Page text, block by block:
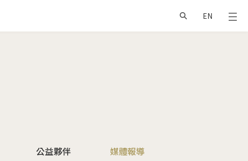
EN
公益夥伴 媒體報導